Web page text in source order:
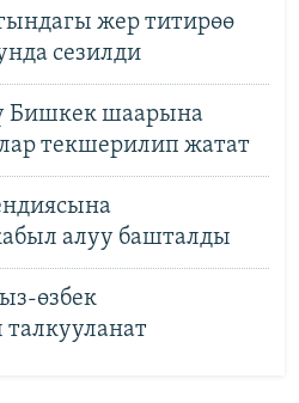
жер титирөө
сезилди
Бишкек шаарына
текшерилип жатат
алуу башталды
өзбек